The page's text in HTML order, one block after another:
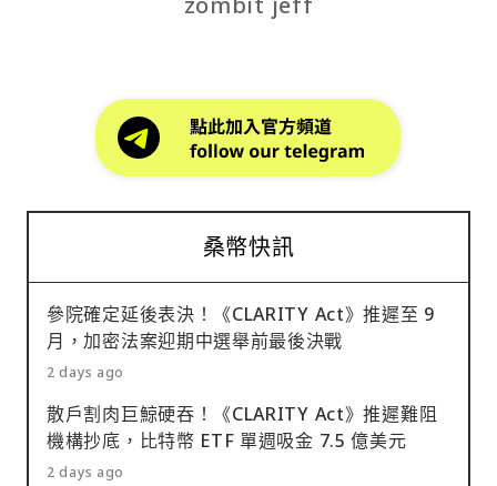
桑幣快訊
參院確定延後表決！《CLARITY Act》推遲至 9
月，加密法案迎期中選舉前最後決戰
2 days ago
散戶割肉巨鯨硬吞！《CLARITY Act》推遲難阻
機構抄底，比特幣 ETF 單週吸金 7.5 億美元
2 days ago